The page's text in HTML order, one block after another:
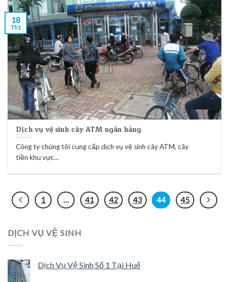
Dịch vụ vệ sinh cây ATM ngân hàng
Công ty chúng tôi cung cấp dịch vụ vệ sinh cây ATM, cây
tiền khu vực...
18
Th1
1 … 41 42 43 44 45
DỊCH VỤ VỆ SINH
Dịch Vụ Vệ Sinh Số 1 Tại Huế